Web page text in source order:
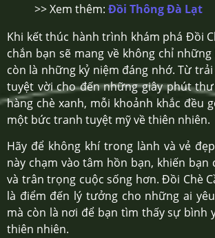
>> Xem thêm: Đồi Thông Đà Lạt
Khi kết thúc hành trình khám phá Đồi
chắn bạn sẽ mang về không chỉ
còn là những kỷ niệm đáng nhớ. Từ
tuyệt vời cho đến những giây phút
hàng chè xanh, mỗi khoảnh khắc đều
một bức tranh tuyệt mỹ về thiên nhiên.
Hãy để không khí trong lành và vẻ
này chạm vào tâm hồn bạn, khiến bạn
và trân trọng cuộc sống hơn. Đồi Chè
là điểm đến lý tưởng cho những ai
mà còn là nơi để bạn tìm thấy sự bình
thiên nhiên.